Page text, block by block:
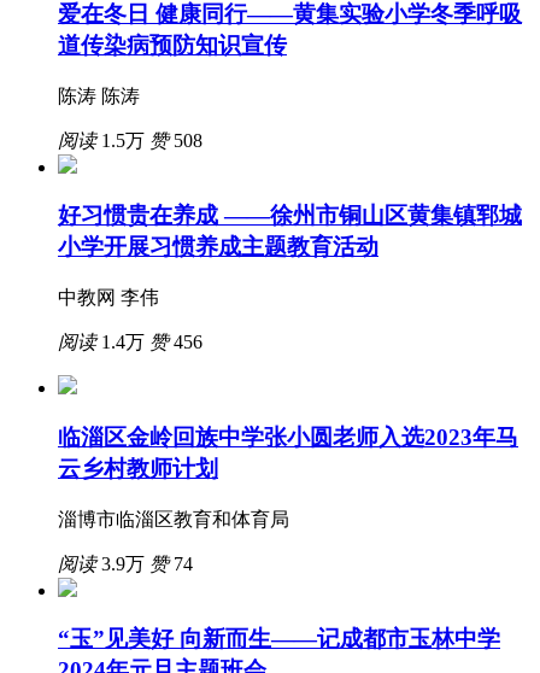
爱在冬日 健康同行——黄集实验小学冬季呼吸
道传染病预防知识宣传
陈涛 陈涛
阅读1.5万 赞508
好习惯贵在养成 ——徐州市铜山区黄集镇郓城
小学开展习惯养成主题教育活动
中教网 李伟
阅读1.4万 赞456
临淄区金岭回族中学张小圆老师入选2023年马
云乡村教师计划
淄博市临淄区教育和体育局
阅读3.9万 赞74
“玉”见美好 向新而生——记成都市玉林中学